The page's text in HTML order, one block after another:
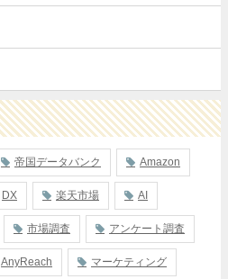
帝国データバンク Amazon
DX 楽天市場 AI
市場調査 アンケート調査
AnyReach マーケティング